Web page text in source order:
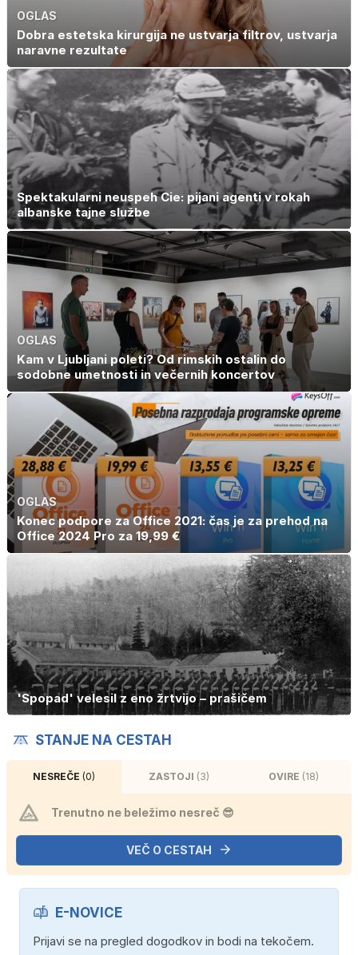
OGLAS
Dobra estetska kirurgija ne ustvarja filtrov, ustvarja
naravne rezultate
Spektakularni neuspeh Cie: pijani agenti v rokah
albanske tajne službe
OGLAS
Kam v Ljubljani poleti? Od rimskih ostalin do
sodobne umetnosti in večernih koncertov
OGLAS
Konec podpore za Office 2021: čas je za prehod na
Office 2024 Pro za 19,99 €
'Spopad' velesil z eno žrtvijo – prašičem
STANJE NA CESTAH
NESREČE (0) ZASTOJI (3) OVIRE (18)
Trenutno ne beležimo nesreč 😎
VEČ O CESTAH
E-NOVICE
Prijavi se na pregled dogodkov in bodi na tekočem.